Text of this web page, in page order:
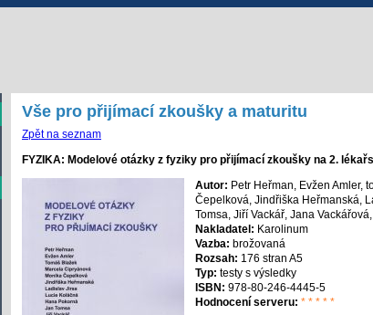
Vše pro přijímací zkoušky a maturitu
Zpět na seznam
FYZIKA: Modelové otázky z fyziky pro přijímací zkoušky na 2.
Autor: Petr Heřman, Evžen Amler,
Čepelková, Jindřiška Heřmanská,
Tomsa, Jiří Vackář, Jana
Nakladatel: Karolinum
Vazba: brožovaná
Rozsah: 176 stran A5
Typ: testy s výsledky
ISBN: 978-80-246-4445-5
Hodnocení serveru: * * * * *